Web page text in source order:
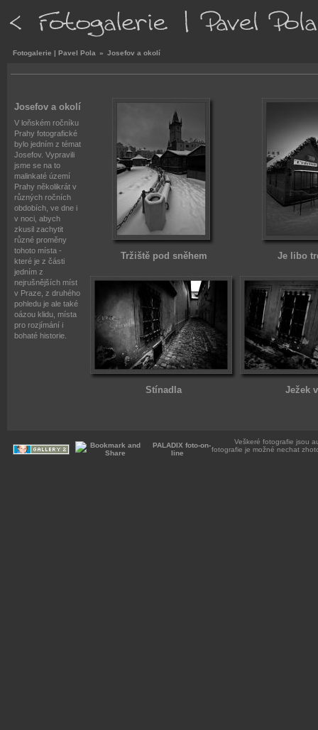
Fotogalerie | Pavel Pola » Josefov a okolí
Josefov a okolí
V loňském ročníku
Prahy fotografické
bylo jedním z témat
Josefov. Vypravili
jsme se na to
malinkaté území
Prahy několikrát v
různých ročních
obdobích, ve dne i
v noci, abych
zkusil zachytit
různé proměny
tohoto místa -
které je z části
jedním z
nejrušnějších míst
v Praze, z druhého
pohledu je ale také
oázou klidu, místa
pro rozjímání i
bohaté historie.
Tržiště pod sněhem Je libo
Stínadla Ježek
PALADIX foto-on-
line
Veškeré fotografie jsou
fotografie je možné nechat